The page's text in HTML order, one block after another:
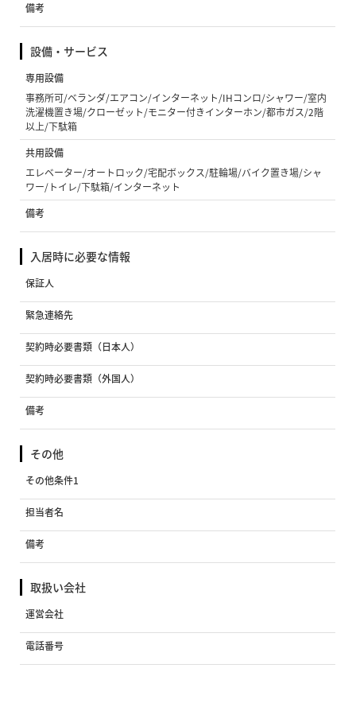
備考
設備・サービス
専用設備
事務所可/ベランダ/エアコン/インターネット/IHコンロ/シャワー/室内
洗濯機置き場/クローゼット/モニター付きインターホン/都市ガス/2階
以上/下駄箱
共用設備
エレベーター/オートロック/宅配ボックス/駐輪場/バイク置き場/シャ
ワー/トイレ/下駄箱/インターネット
備考
入居時に必要な情報
保証人
緊急連絡先
契約時必要書類（日本人）
契約時必要書類（外国人）
備考
その他
その他条件1
担当者名
備考
取扱い会社
運営会社
電話番号